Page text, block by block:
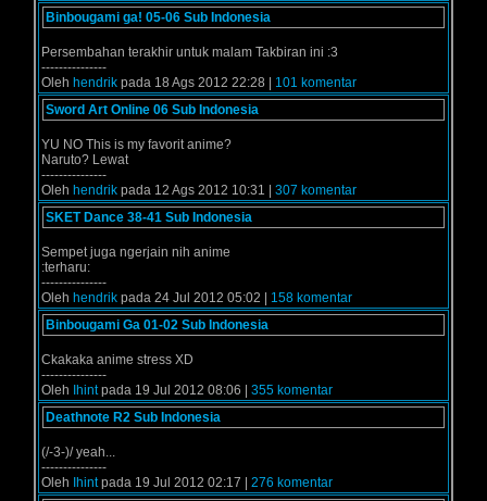
Binbougami ga! 05-06 Sub Indonesia
Persembahan terakhir untuk malam Takbiran ini :3
---------------
Oleh hendrik pada 18 Ags 2012 22:28 | 101 komentar
Sword Art Online 06 Sub Indonesia
YU NO This is my favorit anime?
Naruto? Lewat
---------------
Oleh hendrik pada 12 Ags 2012 10:31 | 307 komentar
SKET Dance 38-41 Sub Indonesia
Sempet juga ngerjain nih anime
:terharu:
---------------
Oleh hendrik pada 24 Jul 2012 05:02 | 158 komentar
Binbougami Ga 01-02 Sub Indonesia
Ckakaka anime stress XD
---------------
Oleh
Ihintpada 19 Jul 2012 08:06 | 355 komentar
Deathnote R2 Sub Indonesia
(/-3-)/ yeah...
---------------
Oleh
Ihintpada 19 Jul 2012 02:17 | 276 komentar